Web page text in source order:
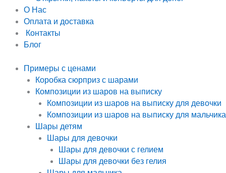
О Нас
Оплата и доставка
Контакты
Блог
Примеры с ценами
Коробка сюрприз с шарами
Композиции из шаров на выписку
Композиции из шаров на выписку для девочки
Композиции из шаров на выписку для мальчика
Шары детям
Шары для девочки
Шары для девочки с гелием
Шары для девочки без гелия